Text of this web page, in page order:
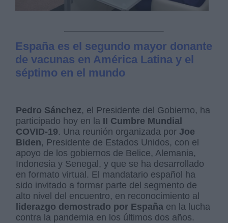
España es el segundo mayor donante
de vacunas en América Latina y el
séptimo en el mundo
Pedro Sánchez, el Presidente del Gobierno, ha
participado hoy en la II Cumbre Mundial
COVID-19. Una reunión organizada por Joe
Biden, Presidente de Estados Unidos, con el
apoyo de los gobiernos de Belice, Alemania,
Indonesia y Senegal, y que se ha desarrollado
en formato virtual. El mandatario español ha
sido invitado a formar parte del segmento de
alto nivel del encuentro, en reconocimiento al
liderazgo demostrado por España en la lucha
contra la pandemia en los últimos dos años.